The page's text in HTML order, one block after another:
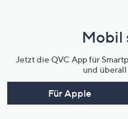
Mobil
Jetzt die QVC App für
und
Für Apple